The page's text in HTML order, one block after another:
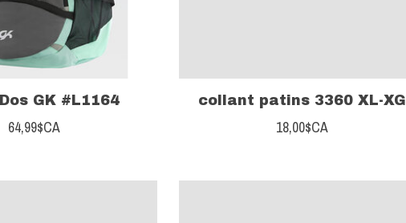
GK #L1164
64,99$CA
collant patins 3360 XL-XG
18,00$CA